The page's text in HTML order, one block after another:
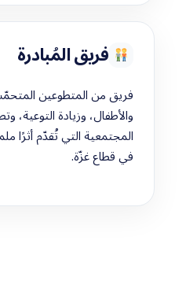
فريق المُبادرة
فريق من المتطوعين
والأطفال، وزيادة التوعية،
المجتمعية التي تُقدّم أثرًا
في قطاع غزّة.